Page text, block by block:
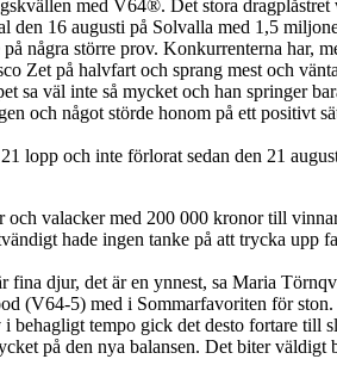
med V64®. Det stora
den 16 augusti på Solvalla med 1,5
några större prov. Konkurrenterna
Zet på halvfart och sprang mest och
sa väl inte så mycket och han springer
och något störde honom på ett positivt
lopp och inte förlorat sedan den 21
och valacker med 200 000 kronor till
hade ingen tanke på att trycka upp
fina djur, det är en ynnest, sa Maria
(V64-5) med i Sommarfavoriten för
behagligt tempo gick det desto fortare till
på den nya balansen. Det biter väldigt